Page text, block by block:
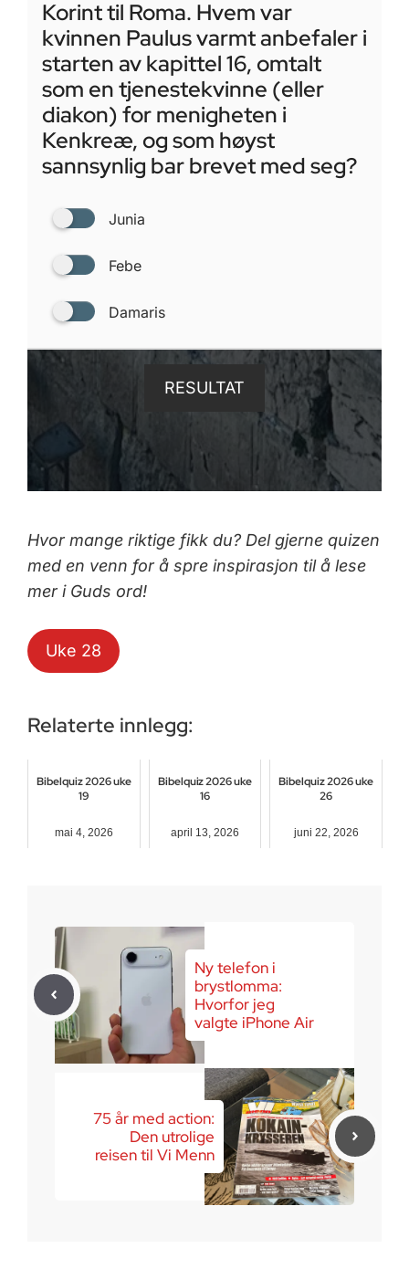
Korint til Roma. Hvem var
kvinnen Paulus varmt anbefaler i
starten av kapittel 16, omtalt
som en tjenestekvinne (eller
diakon) for menigheten i
Kenkreæ, og som høyst
sannsynlig bar brevet med seg?
Junia
Febe
Damaris
RESULTAT
Hvor mange riktige fikk du? Del gjerne quizen
med en venn for å spre inspirasjon til å lese
mer i Guds ord!
Uke 28
Relaterte innlegg:
Bibelquiz 2026 uke
19
mai 4, 2026
Bibelquiz 2026 uke
16
april 13, 2026
Bibelquiz 2026 uke
26
juni 22, 2026
Ny telefon i
brystlomma:
Hvorfor jeg
valgte iPhone Air
75 år med action:
Den utrolige
reisen til Vi Menn